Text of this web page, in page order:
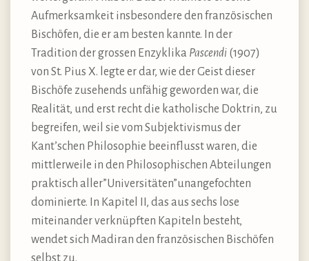
Aufmerksamkeit insbesondere den französischen
Bischöfen, die er am besten kannte. In der
Tradition der grossen Enzyklika Pascendi (1907)
von St. Pius X. legte er dar, wie der Geist dieser
Bischöfe zusehends unfähig geworden war, die
Realität, und erst recht die katholische Doktrin, zu
begreifen, weil sie vom Subjektivismus der
Kant’schen Philosophie beeinflusst waren, die
mittlerweile in den Philosophischen Abteilungen
praktisch aller”Universitäten”unangefochten
dominierte. In Kapitel II, das aus sechs lose
miteinander verknüpften Kapiteln besteht,
wendet sich Madiran den französischen Bischöfen
selbst zu.